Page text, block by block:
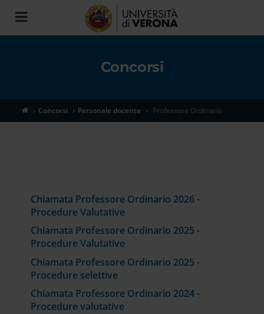
Toggle
navigation
Concorsi
Concorsi Personale docente Professore Ordinario
Chiamata Professore Ordinario 2026 -
Procedure Valutative
Chiamata Professore Ordinario 2025 -
Procedure Valutative
Chiamata Professore Ordinario 2025 -
Procedure selettive
Chiamata Professore Ordinario 2024 -
Procedure valutative